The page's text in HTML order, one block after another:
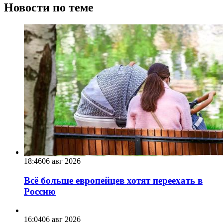
Новости по теме
18:4606 авг 2026
Всё больше европейцев хотят переехать в
Россию
16:0406 авг 2026